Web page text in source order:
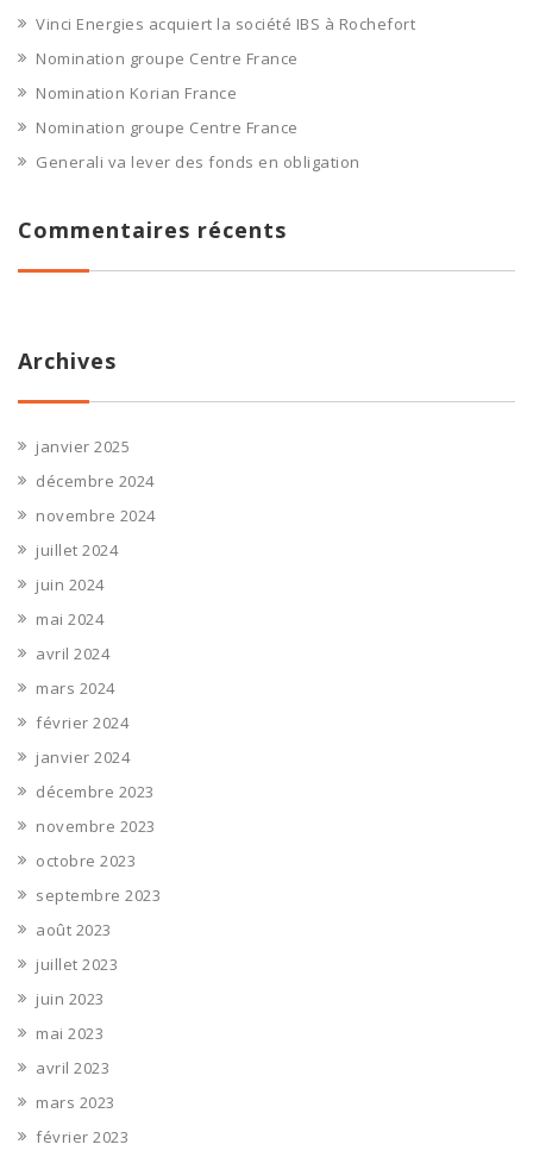
Vinci Energies acquiert la société IBS à Rochefort
Nomination groupe Centre France
Nomination Korian France
Nomination groupe Centre France
Generali va lever des fonds en obligation
Commentaires récents
Archives
janvier 2025
décembre 2024
novembre 2024
juillet 2024
juin 2024
mai 2024
avril 2024
mars 2024
février 2024
janvier 2024
décembre 2023
novembre 2023
octobre 2023
septembre 2023
août 2023
juillet 2023
juin 2023
mai 2023
avril 2023
mars 2023
février 2023